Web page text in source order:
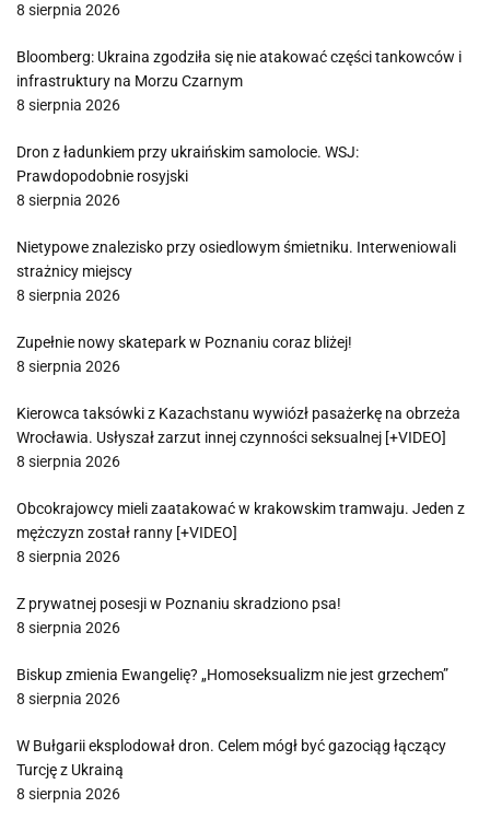
8 sierpnia 2026
Bloomberg: Ukraina zgodziła się nie atakować części tankowców i
infrastruktury na Morzu Czarnym
8 sierpnia 2026
Dron z ładunkiem przy ukraińskim samolocie. WSJ:
Prawdopodobnie rosyjski
8 sierpnia 2026
Nietypowe znalezisko przy osiedlowym śmietniku. Interweniowali
strażnicy miejscy
8 sierpnia 2026
Zupełnie nowy skatepark w Poznaniu coraz bliżej!
8 sierpnia 2026
Kierowca taksówki z Kazachstanu wywiózł pasażerkę na obrzeża
Wrocławia. Usłyszał zarzut innej czynności seksualnej [+VIDEO]
8 sierpnia 2026
Obcokrajowcy mieli zaatakować w krakowskim tramwaju. Jeden z
mężczyzn został ranny [+VIDEO]
8 sierpnia 2026
Z prywatnej posesji w Poznaniu skradziono psa!
8 sierpnia 2026
Biskup zmienia Ewangelię? „Homoseksualizm nie jest grzechem”
8 sierpnia 2026
W Bułgarii eksplodował dron. Celem mógł być gazociąg łączący
Turcję z Ukrainą
8 sierpnia 2026